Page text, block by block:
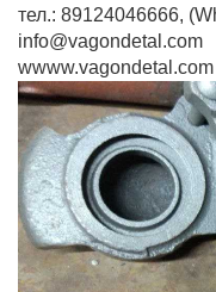
тел.: 89124046666,
info@vagondetal.com
wwww.vagondetal.com